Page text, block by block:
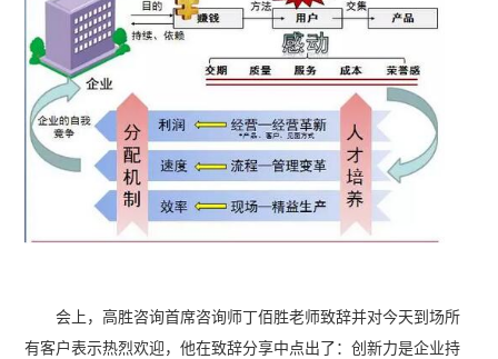
会上，高胜咨询首席咨询师丁佰胜老师致辞并对今天到场所
有客户表示热烈欢迎，他在致辞分享中点出了：创新力是企业持